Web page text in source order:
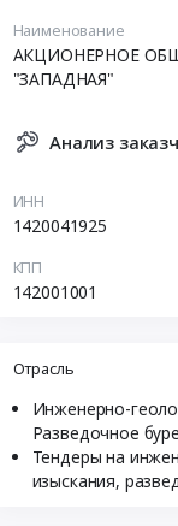
Наименование
АКЦИОНЕРНОЕ
"ЗАПАДНАЯ"
Анализ
ИНН
1420041925
КПП
142001001
Отрасль
Инженерно-
Разведочное
Тендеры на
изыскания,